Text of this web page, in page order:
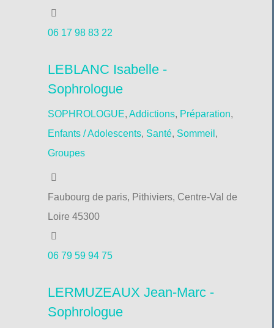
06 17 98 83 22
LEBLANC Isabelle -
Sophrologue
SOPHROLOGUE, Addictions, Préparation,
Enfants / Adolescents, Santé, Sommeil,
Groupes
Faubourg de paris, Pithiviers, Centre-Val de
Loire 45300
06 79 59 94 75
LERMUZEAUX Jean-Marc -
Sophrologue